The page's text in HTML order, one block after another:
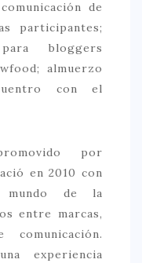
de
participantes;
bloggers
almuerzo
con el
por
en 2010 con
de la
entre marcas,
experiencia